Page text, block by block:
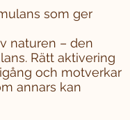
som ger
naturen – den
Rätt aktivering
och motverkar
annars kan